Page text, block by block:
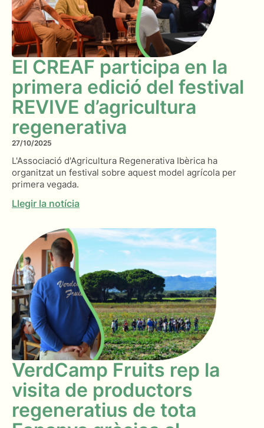
El CREAF participa en la
primera edició del festival
REVIVE d’agricultura
regenerativa
27/10/2025
L'Associació d'Agricultura Regenerativa Ibèrica ha
organitzat un festival sobre aquest model agrícola per
primera vegada.
Llegir la notícia
VerdCamp Fruits rep la
visita de productors
regeneratius de tota